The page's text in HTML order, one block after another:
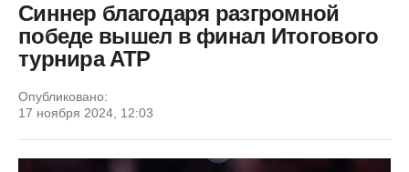
Синнер благодаря разгромной
победе вышел в финал Итогового
турнира ATP
Опубликовано:
17 ноября 2024, 12:03